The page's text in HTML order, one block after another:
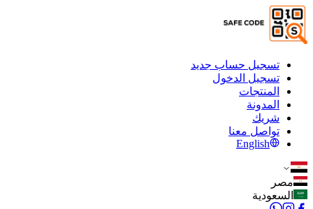
تسجيل حساب جديد
تسجيل الدخول
المنتجات
المدونة
شريك
تواصل معنا
English
مصر
السعودية